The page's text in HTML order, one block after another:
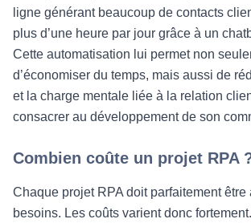
ligne générant beaucoup de contacts
plus d’une heure par jour grâce à un
Cette automatisation lui permet non
d’économiser du temps, mais aussi de
et la charge mentale liée à la relation
consacrer au développement de son
Combien coûte un projet RPA
Chaque projet RPA doit parfaitement être
besoins. Les coûts varient donc